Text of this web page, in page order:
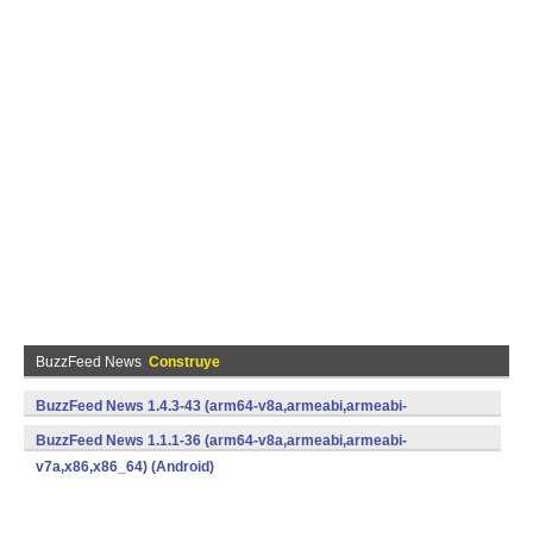
BuzzFeed News Construye
BuzzFeed News 1.4.3-43 (arm64-v8a,armeabi,armeabi-
v7a,x86,x86_64) (Android)
BuzzFeed News 1.1.1-36 (arm64-v8a,armeabi,armeabi-
v7a,x86,x86_64) (Android)